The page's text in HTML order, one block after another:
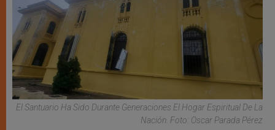
El Santuario Ha Sido Durante Generaciones El Hogar Espiritual De La
Nación. Foto: Oscar Parada Pérez